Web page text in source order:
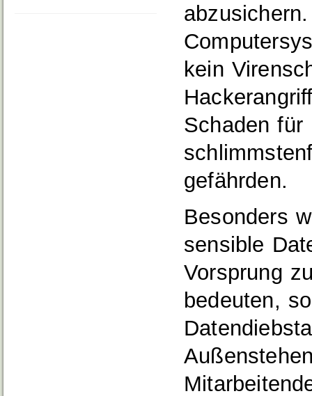
kein
Schaden für
gefährden.
Besonders
sensible
Vorsprung
bedeuten,